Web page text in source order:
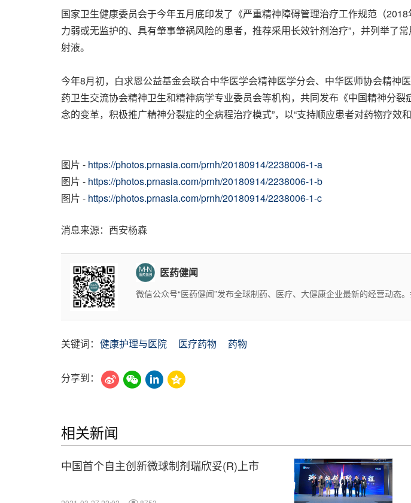
国家卫生健康委员会于今年五月底印发了《严重精神障碍管理治疗工作规范（
力弱或无监护的、具有肇事肇祸风险的患者，推荐采用长效针剂治疗”，并列举了
射液。
今年8月初，白求恩公益基金会联合中华医学会精神医学分会、中华医师协会精
药卫生交流协会精神卫生和精神病学专业委员会等机构，共同发布《中国精神分
念的变革，积极推广精神分裂症的全病程治疗模式”，以“支持顺应患者对药物疗
图片 - https://photos.prnasia.com/prnh/20180914/2238006-1-a
图片 - https://photos.prnasia.com/prnh/20180914/2238006-1-b
图片 - https://photos.prnasia.com/prnh/20180914/2238006-1-c
消息来源：西安杨森
医药健闻
微信公众号“医药健闻”发布全球制药、医疗、大健康企业最新的经营动态。
关键词： 健康护理与医院 医疗药物 药物
分享到：
相关新闻
中国首个自主创新微球制剂瑞欣妥(R)上市